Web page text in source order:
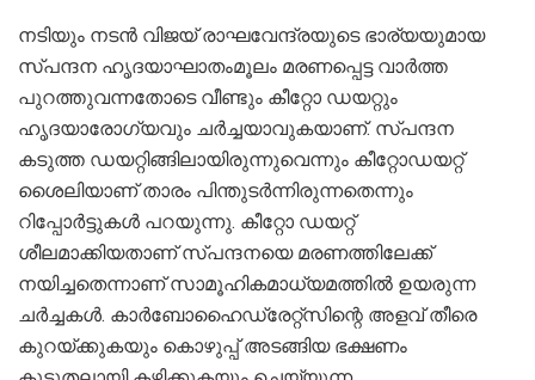
നടിയും നടന്‍ വിജയ് രാഘവേന്ദ്രയുടെ ഭാര്യയുമായ
സ്പന്ദന ഹൃദയാഘാതംമൂലം മരണപ്പെട്ട വാര്‍ത്ത
പുറത്തുവന്നതോടെ വീണ്ടും കീറ്റോ ഡയറ്റും
ഹൃദയാരോഗ്യവും ചര്‍ച്ചയാവുകയാണ്. സ്പന്ദന
കടുത്ത ഡയറ്റിങ്ങിലായിരുന്നുവെന്നും കീറ്റോഡയറ്റ്
ശൈലിയാണ് താരം പിന്തുടര്‍ന്നിരുന്നതെന്നും
റിപ്പോര്‍ട്ടുകള്‍ പറയുന്നു. കീറ്റോ ഡയറ്റ്
ശീലമാക്കിയതാണ് സ്പന്ദനയെ മരണത്തിലേക്ക്
നയിച്ചതെന്നാണ് സാമൂഹികമാധ്യമത്തില്‍ ഉയരുന്ന
ചര്‍ച്ചകള്‍. കാര്‍ബോഹൈഡ്രേറ്റ്സിന്റെ അളവ് തീരെ
കുറയ്ക്കുകയും കൊഴുപ്പ് അടങ്ങിയ ഭക്ഷണം